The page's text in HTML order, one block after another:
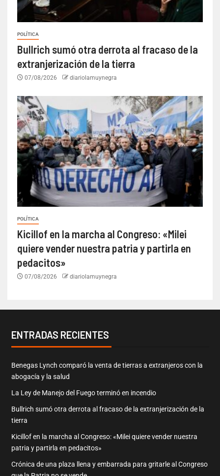
POLÍTICA
Bullrich sumó otra derrota al fracaso de la
extranjerización de la tierra
07/08/2026 diariolamuynegra
POLÍTICA
Kicillof en la marcha al Congreso: «Milei
quiere vender nuestra patria y partirla en
pedacitos»
07/08/2026 diariolamuynegra
ENTRADAS RECIENTES
Benegas Lynch comparó la venta de tierras a extranjeros con la
abogacía y la salud
La Ley de Manejo del Fuego terminó en incendio
Bullrich sumó otra derrota al fracaso de la extranjerización de la
tierra
Kicillof en la marcha al Congreso: «Milei quiere vender nuestra
patria y partirla en pedacitos»
Crónica de una plaza llena y embarrada para gritarle al Congreso